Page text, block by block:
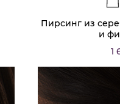
Пирсинг из
и
1